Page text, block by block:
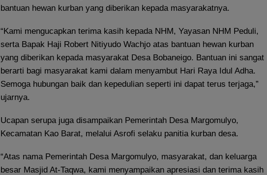
bantuan hewan kurban yang diberikan kepada masyarakatnya.
“Kami mengucapkan terima kasih kepada NHM, Yayasan NHM Peduli,
serta Bapak Haji Robert Nitiyudo Wachjo atas bantuan hewan kurban
yang diberikan kepada masyarakat Desa Bobaneigo. Bantuan ini sangat
berarti bagi masyarakat kami dalam menyambut Hari Raya Idul Adha.
Semoga hubungan baik dan kepedulian seperti ini dapat terus terjaga,”
ujarnya.
Ucapan serupa juga disampaikan Pemerintah Desa Margomulyo,
Kecamatan Kao Barat, melalui Asrofi selaku panitia kurban desa.
“Atas nama Pemerintah Desa Margomulyo, masyarakat, dan keluarga
besar Masjid At-Taqwa, kami menyampaikan apresiasi dan terima kasih